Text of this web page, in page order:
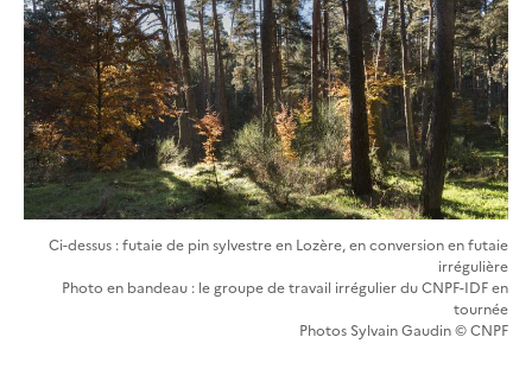
Ci-dessus : futaie de pin sylvestre en Lozère, en conversion en futaie
irrégulière
Photo en bandeau : le groupe de travail irrégulier du CNPF-IDF en
tournée
Photos Sylvain Gaudin © CNPF